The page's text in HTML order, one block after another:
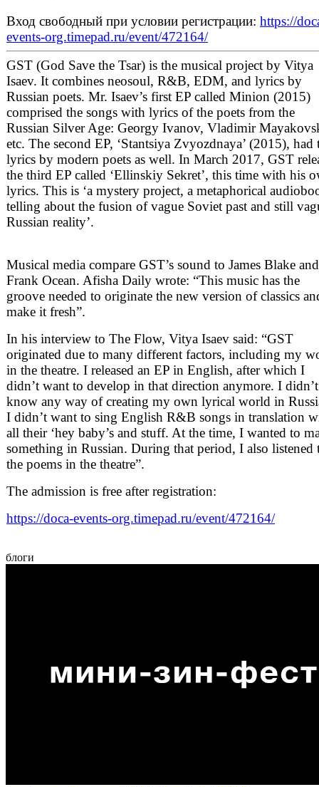
Вход свободный при условии регистрации: https://
events-org.timepad.ru/event/472164/
GST (God Save the Tsar) is the musical project by Vitya
Isaev. It combines neosoul, R&B, EDM, and lyrics by
Russian poets. Mr. Isaev’s first EP called Minion (2015)
comprised the songs with lyrics of the poets from the
Russian Silver Age: Georgy Ivanov, Vladimir
etc. The second EP, ‘Stantsiya Zvyozdnaya’ (2015), had
lyrics by modern poets as well. In March 2017, GST
the third EP called ‘Ellinskiy Sekret’, this time with his
lyrics. This is ‘a mystery project, a metaphorical
telling about the fusion of vague Soviet past and still
Russian reality’.
Musical media compare GST’s sound to James Blake and
Frank Ocean. Afisha Daily wrote: “This music has the
groove needed to originate the new version of classics
make it fresh”.
In his interview to The Flow, Vitya Isaev said: “GST
originated due to many different factors, including my
in the theatre. I released an EP in English, after which I
didn’t want to develop in that direction anymore. I didn’t
know any way of creating my own lyrical world in
I didn’t want to sing English R&B songs in translation
all their ‘hey baby’s and stuff. At the time, I wanted to
something in Russian. During that period, I also listened
the poems in the theatre”.
The admission is free after registration:
https://doca-events-org.timepad.ru/event/472164/
блоги